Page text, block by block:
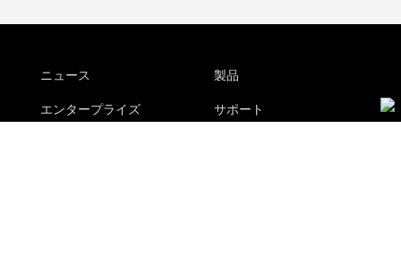
ニュース
製品
エンタープライズ
サポート